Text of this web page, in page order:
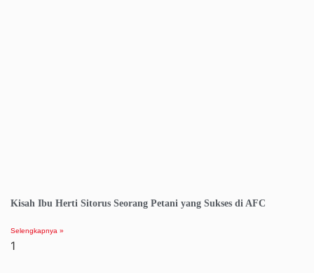
Kisah Ibu Herti Sitorus Seorang Petani yang Sukses di AFC
Selengkapnya »